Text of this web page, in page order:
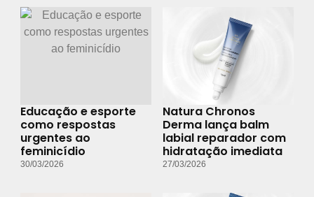
Educação e esporte
como respostas
urgentes ao
feminicídio
30/03/2026
Natura Chronos
Derma lança balm
labial reparador com
hidratação imediata
27/03/2026